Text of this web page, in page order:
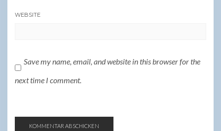
WEBSITE
Save my name, email, and website in this browser for the
next time I comment.